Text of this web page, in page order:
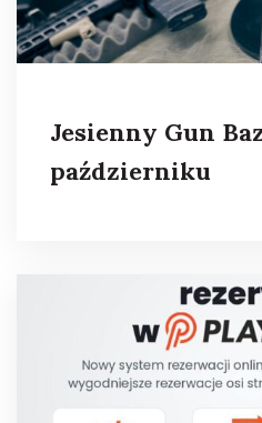
Jesienny Gun
październiku